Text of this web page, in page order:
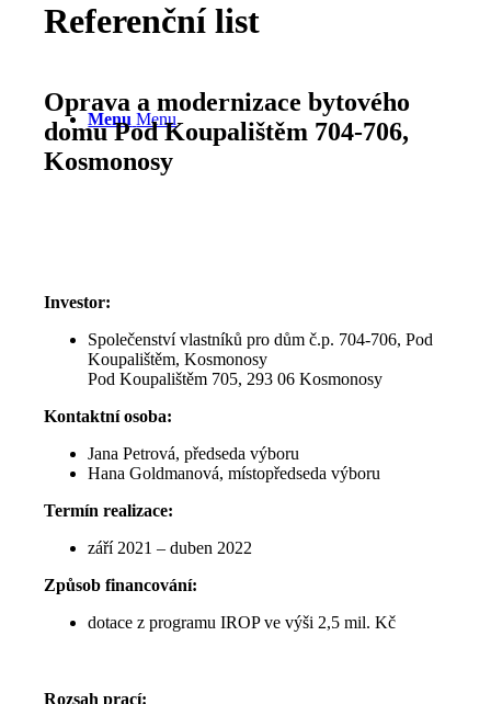
Menu Menu
Referenční list
Oprava a modernizace bytového
domu Pod Koupalištěm 704-706,
Kosmonosy
Investor:
Společenství vlastníků pro dům č.p. 704-706, Pod
Koupalištěm, Kosmonosy
Pod Koupalištěm 705, 293 06 Kosmonosy
Kontaktní osoba:
Jana Petrová, předseda výboru
Hana Goldmanová, místopředseda výboru
Termín realizace:
září 2021 – duben 2022
Způsob financování:
dotace z programu IROP ve výši 2,5 mil. Kč
Rozsah prací: